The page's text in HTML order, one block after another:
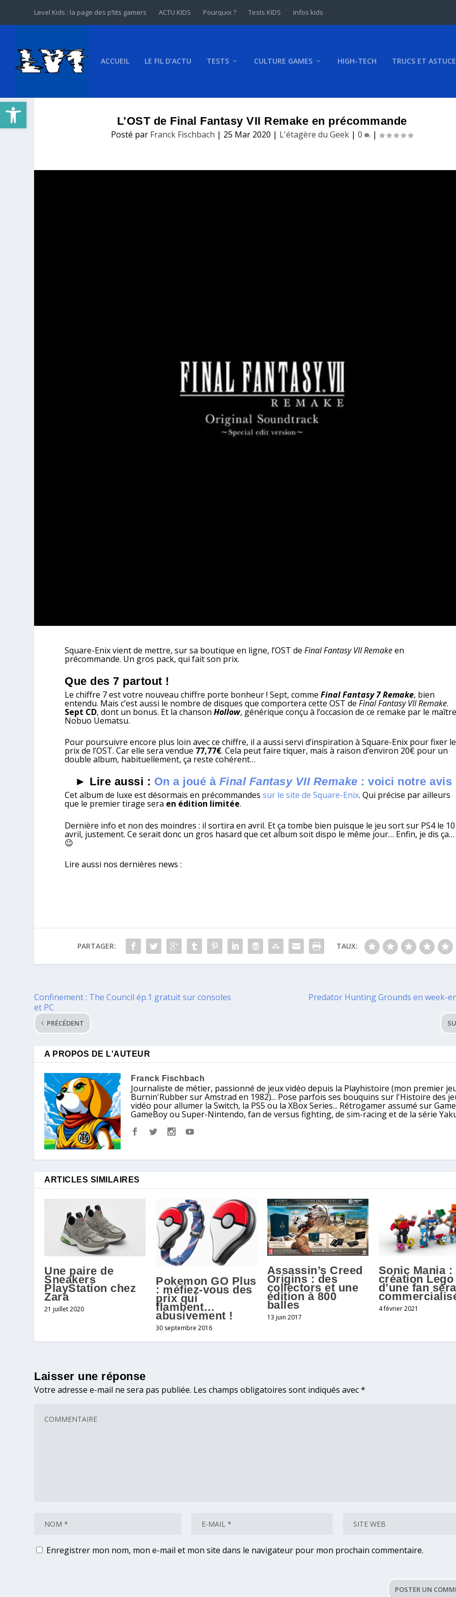
Ouvrir la barre d’outils
Level Kids : la page des p’tits gamers ACTU KIDS Pourquoi ? Tests KIDS Infos kids
ACCUEIL LE FIL D’ACTU TESTS CULTURE GAMES HIGH-TECH TRUCS ET
L’OST de Final Fantasy VII Remake en précommande
Posté par Franck Fischbach | 25 Mar 2020 | L'étagère du Geek |0 |
Square-Enix vient de mettre, sur sa boutique en ligne, l’OST deFinal Fantasy VII Remakeen
précommande. Un gros pack, qui fait son prix.
Que des 7 partout !
Le chiffre 7 est votre nouveau chiffre porte bonheur ! Sept, commeFinal Fantasy 7 Remake, bien
entendu. Mais c’est aussi le nombre de disques que comportera cette OST deFinal Fantasy VII Remake.
Sept CD, dont un bonus. Et la chansonHollow, générique conçu à l’occasion de ce remake par le maître
Nobuo Uematsu.
Pour poursuivre encore plus loin avec ce chiffre, il a aussi servi d’inspiration à Square-Enix pour fixer le
prix de l’OST. Car elle sera vendue 77,77€. Cela peut faire tiquer, mais à raison d’environ 20€ pour un
double album, habituellement, ça reste cohérent…
► Lire aussi : On a joué à Final Fantasy VII Remake : voici notre avis
Cet album de luxe est désormais en précommandessur le site de Square-Enix. Qui précise par ailleurs
que le premier tirage sera en édition limitée.
Dernière info et non des moindres : il sortira en avril. Et ça tombe bien puisque le jeu sort sur PS4 le 10
avril, justement. Ce serait donc un gros hasard que cet album soit dispo le même jour… Enfin, je dis ça…
😉
Lire aussi nos dernières news :
PARTAGER: TAUX:
Confinement : The Council ép.1 gratuit sur consoles
et PC
PRÉCÉDENT
Predator Hunting Grounds en week-
A PROPOS DE L'AUTEUR
Franck Fischbach
Journaliste de métier, passionné de jeux vidéo depuis la Playhistoire (mon premier
Burnin'Rubber sur Amstrad en 1982)... Pose parfois ses bouquins sur l'Histoire des
vidéo pour allumer la Switch, la PS5 ou la XBox Series... Rétrogamer assumé sur
GameBoy ou Super-Nintendo, fan de versus fighting, de sim-racing et de la série
ARTICLES SIMILAIRES
Une paire de
Sneakers
PlayStation chez
Zara
21 juillet 2020
Pokemon GO Plus
: méfiez-vous des
prix qui
flambent…
abusivement !
30 septembre 2016
Assassin’s Creed
Origins : des
collectors et une
édition à 800
balles
13 juin 2017
Sonic Mania :
création Lego
d’une fan sera
4 février 2021
Laisser une réponse
Votre adresse e-mail ne sera pas publiée. Les champs obligatoires sont indiqués avec*
Enregistrer mon nom, mon e-mail et mon site dans le navigateur pour mon prochain commentaire.